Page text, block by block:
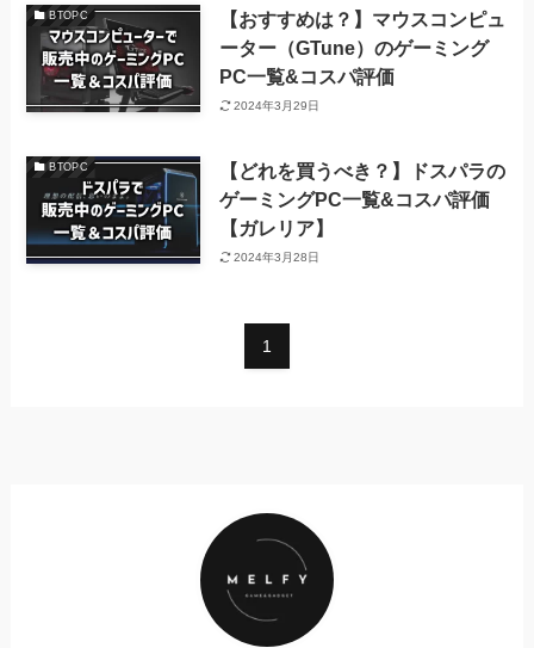
BTOPC
【おすすめは？】マウスコンピュ
ーター（GTune）のゲーミング
PC一覧&コスパ評価
2024年3月29日
BTOPC
【どれを買うべき？】ドスパラの
ゲーミングPC一覧&コスパ評価
【ガレリア】
2024年3月28日
1